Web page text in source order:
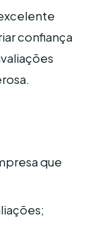
confiança
que